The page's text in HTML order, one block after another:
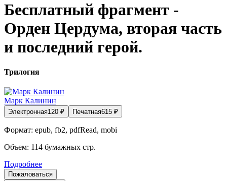
Бесплатный фрагмент -
Орден Цердума, вторая часть
и последний герой.
Трилогия
Марк Калинин
Электронная120 ₽ Печатная615 ₽
Формат: epub, fb2, pdfRead, mobi
Объем: 114 бумажных стр.
Подробнее
Пожаловаться